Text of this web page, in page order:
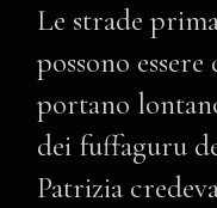
Le strade
possono
portano
dei fuffaguru
Patrizia